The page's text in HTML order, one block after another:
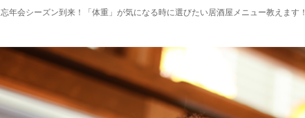
忘年会シーズン到来！「体重」が気になる時に選びたい居酒屋メニュー教えます！